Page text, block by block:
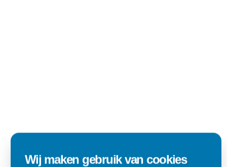
Wij maken gebruik van cookies